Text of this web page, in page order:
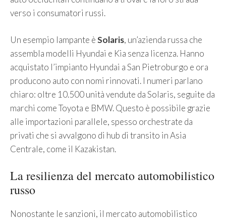
verso i consumatori russi.
Un esempio lampante èSolaris, un’azienda russa che
assembla modelli Hyundai e Kia senza licenza. Hanno
acquistato l’impianto Hyundai a San Pietroburgo e ora
producono auto con nomi rinnovati. I numeri parlano
chiaro: oltre 10.500 unità vendute da Solaris, seguite da
marchi come Toyota e BMW. Questo è possibile grazie
alle importazioni parallele, spesso orchestrate da
privati che si avvalgono di hub di transito in Asia
Centrale, come il Kazakistan.
La resilienza del mercato automobilistico
russo
Nonostante le sanzioni, il mercato automobilistico